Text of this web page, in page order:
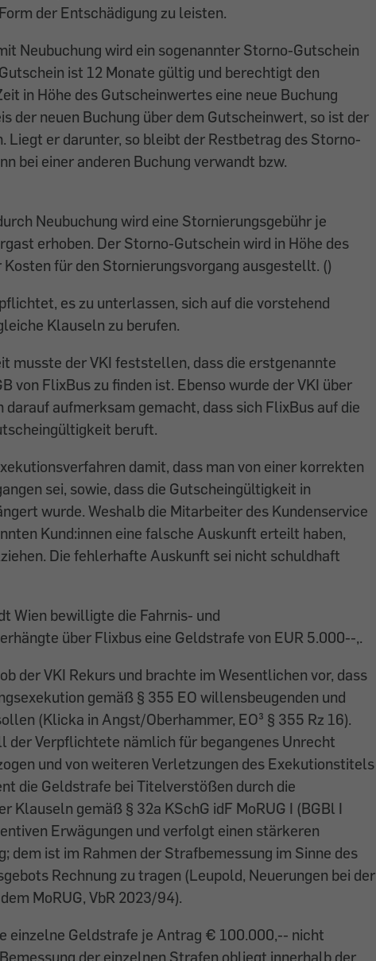
der Entschädigung zu leisten.
Neubuchung wird ein sogenannter Storno-Gutschein
ist 12 Monate gültig und berechtigt den
in Höhe des Gutscheinwertes eine neue Buchung
der neuen Buchung über dem Gutscheinwert, so ist der
Liegt er darunter, so bleibt der Restbetrag des Storno-
bei einer anderen Buchung verwandt bzw.
Neubuchung wird eine Stornierungsgebühr je
erhoben. Der Storno-Gutschein wird in Höhe des
für den Stornierungsvorgang ausgestellt. ()
es zu unterlassen, sich auf die vorstehend
Klauseln zu berufen.
musste der VKI feststellen, dass die erstgenannte
von FlixBus zu finden ist. Ebenso wurde der VKI über
aufmerksam gemacht, dass sich FlixBus auf die
beruft.
damit, dass man von einer korrekten
sei, sowie, dass die Gutscheingültigkeit in
wurde. Weshalb die Mitarbeiter des Kundenservice
Kund:innen eine falsche Auskunft erteilt haben,
Die fehlerhafte Auskunft sei nicht schuldhaft
Wien bewilligte die Fahrnis- und
über Flixbus eine Geldstrafe von EUR 5.000--,.
der VKI Rekurs und brachte im Wesentlichen vor, dass
gemäß § 355 EO willensbeugenden und
(Klicka in Angst/Oberhammer, EO³ § 355 Rz 16).
der Verpflichtete nämlich für begangenes Unrecht
und von weiteren Verletzungen des Exekutionstitels
die Geldstrafe bei Titelverstößen durch die
Klauseln gemäß § 32a KSchG idF MoRUG I (BGBl I
Erwägungen und verfolgt einen stärkeren
dem ist im Rahmen der Strafbemessung im Sinne des
Rechnung zu tragen (Leupold, Neuerungen bei der
MoRUG, VbR 2023/94).
einzelne Geldstrafe je Antrag € 100.000,-- nicht
der einzelnen Strafen obliegt innerhalb der